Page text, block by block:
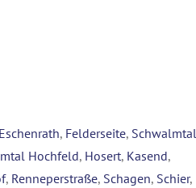
Eschenrath, Felderseite, Schwalmtal
Hochfeld, Hosert, Kasend,
, Renneperstraße, Schagen, Schier,